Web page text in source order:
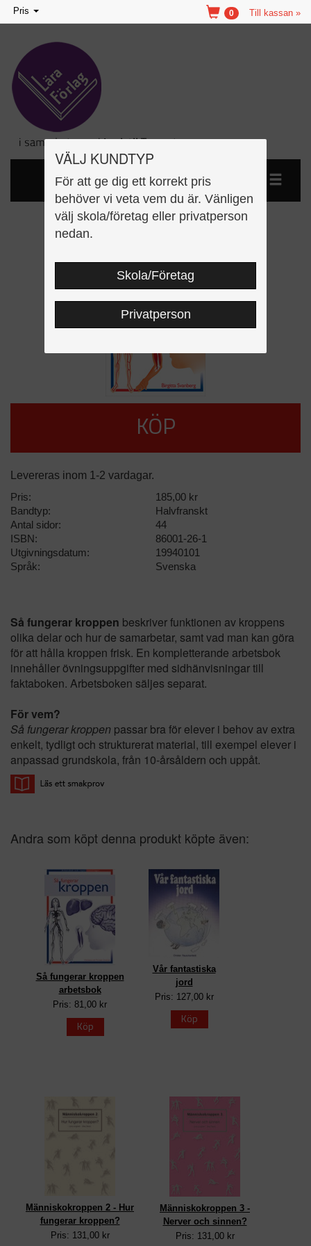
VÄLJ KUNDTYP
För att ge dig ett korrekt pris
behöver vi veta vem du är. Vänligen
välj skola/företag eller privatperson
nedan.
Skola/Företag
Privatperson
Toggle
navigation
Pris Till kassan »
0
Så fungerar kroppen
KÖP
Levereras inom 1-2 vardagar.
Pris:
185,00 kr
Bandtyp:
Halvfranskt
Antal sidor:
44
ISBN:
86001-26-1
Utgivningsdatum:
19940101
Språk:
Svenska
Så fungerar kroppen beskriver funktionen av kroppens
olika delar och hur de samarbetar, samt vad man kan göra
för att hålla kroppen frisk. En kompletterande arbetsbok
innehåller övningsuppgifter med sidhänvisningar till
faktaboken. Arbetsboken säljes separat.
För vem?
Så fungerar kroppen passar bra för elever i behov av extra
enkelt, tydligt och strukturerat material, till exempel elever i
anpassad grundskola, från 10-årsåldern och uppåt.
Andra som köpt denna produkt köpte även:
Så fungerar kroppen
arbetsbok
Pris: 81,00 kr
Köp
Vår fantastiska
jord
Pris: 127,00 kr
Köp
Människokroppen 2 - Hur
fungerar kroppen?
Pris: 131,00 kr
Människokroppen 3 -
Nerver och sinnen?
Pris: 131,00 kr